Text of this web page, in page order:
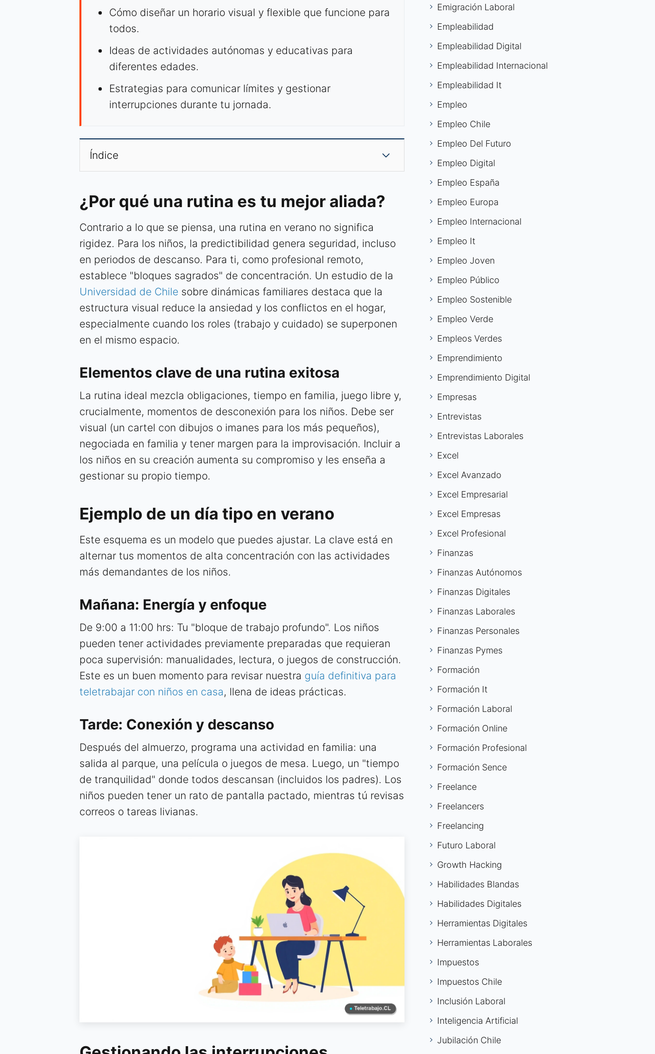
Cómo diseñar un horario visual y flexible que funcione para
todos.
Ideas de actividades autónomas y educativas para
diferentes edades.
Estrategias para comunicar límites y gestionar
interrupciones durante tu jornada.
Índice
¿Por qué una rutina es tu mejor aliada?
Contrario a lo que se piensa, una rutina en verano no significa
rigidez. Para los niños, la predictibilidad genera seguridad, incluso
en periodos de descanso. Para ti, como profesional remoto,
establece "bloques sagrados" de concentración. Un estudio de la
Universidad de Chile sobre dinámicas familiares destaca que la
estructura visual reduce la ansiedad y los conflictos en el hogar,
especialmente cuando los roles (trabajo y cuidado) se superponen
en el mismo espacio.
Elementos clave de una rutina exitosa
La rutina ideal mezcla obligaciones, tiempo en familia, juego libre y,
crucialmente, momentos de desconexión para los niños. Debe ser
visual (un cartel con dibujos o imanes para los más pequeños),
negociada en familia y tener margen para la improvisación. Incluir a
los niños en su creación aumenta su compromiso y les enseña a
gestionar su propio tiempo.
Ejemplo de un día tipo en verano
Este esquema es un modelo que puedes ajustar. La clave está en
alternar tus momentos de alta concentración con las actividades
más demandantes de los niños.
Mañana: Energía y enfoque
De 9:00 a 11:00 hrs: Tu "bloque de trabajo profundo". Los niños
pueden tener actividades previamente preparadas que requieran
poca supervisión: manualidades, lectura, o juegos de construcción.
Este es un buen momento para revisar nuestra guía definitiva para
teletrabajar con niños en casa, llena de ideas prácticas.
Tarde: Conexión y descanso
Después del almuerzo, programa una actividad en familia: una
salida al parque, una película o juegos de mesa. Luego, un "tiempo
de tranquilidad" donde todos descansan (incluidos los padres). Los
niños pueden tener un rato de pantalla pactado, mientras tú revisas
correos o tareas livianas.
Emigración Laboral
Empleabilidad
Empleabilidad Digital
Empleabilidad Internacional
Empleabilidad It
Empleo
Empleo Chile
Empleo Del Futuro
Empleo Digital
Empleo España
Empleo Europa
Empleo Internacional
Empleo It
Empleo Joven
Empleo Público
Empleo Sostenible
Empleo Verde
Empleos Verdes
Emprendimiento
Emprendimiento Digital
Empresas
Entrevistas
Entrevistas Laborales
Excel
Excel Avanzado
Excel Empresarial
Excel Empresas
Excel Profesional
Finanzas
Finanzas Autónomos
Finanzas Digitales
Finanzas Laborales
Finanzas Personales
Finanzas Pymes
Formación
Formación It
Formación Laboral
Formación Online
Formación Profesional
Formación Sence
Freelance
Freelancers
Freelancing
Futuro Laboral
Growth Hacking
Habilidades Blandas
Habilidades Digitales
Herramientas Digitales
Herramientas Laborales
Impuestos
Impuestos Chile
Inclusión Laboral
Inteligencia Artificial
Jubilación Chile